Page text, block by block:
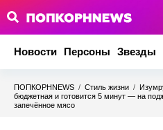
Новости Персоны Звезды
ПОПКОРНNEWS / Стиль жизни /
бюджетная и готовится 5 минут — на
запечённое мясо